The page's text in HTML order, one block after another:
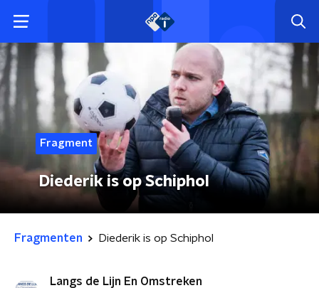
Fragment
Diederik is op Schiphol
Fragmenten Diederik is op Schiphol
Langs de Lijn En Omstreken